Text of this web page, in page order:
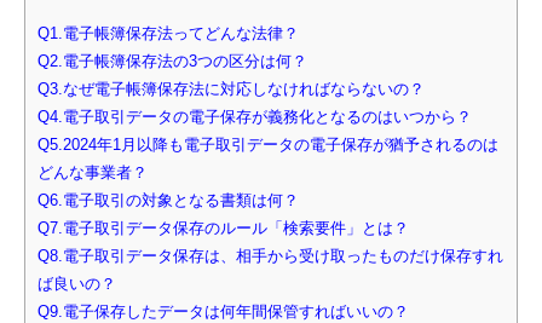
Q1.電子帳簿保存法ってどんな法律？
Q2.電子帳簿保存法の3つの区分は何？
Q3.なぜ電子帳簿保存法に対応しなければならないの？
Q4.電子取引データの電子保存が義務化となるのはいつから？
Q5.2024年1月以降も電子取引データの電子保存が猶予されるのは
どんな事業者？
Q6.電子取引の対象となる書類は何？
Q7.電子取引データ保存のルール「検索要件」とは？
Q8.電子取引データ保存は、相手から受け取ったものだけ保存すれ
ば良いの？
Q9.電子保存したデータは何年間保管すればいいの？